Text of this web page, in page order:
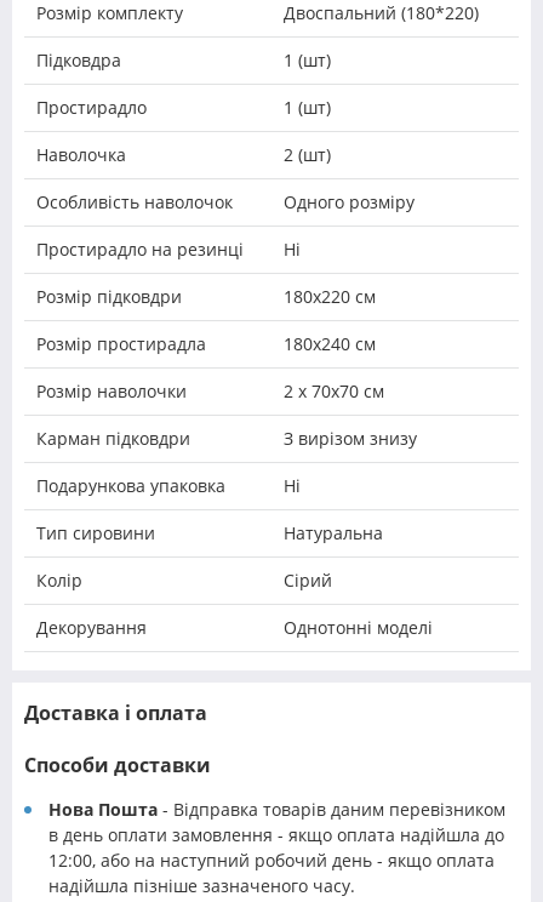
Розмір комплекту Двоспальний (180*220)
Підковдра 1 (шт)
Простирадло 1 (шт)
Наволочка 2 (шт)
Особливість наволочок Одного розміру
Простирадло на резинці Ні
Розмір підковдри 180х220 см
Розмір простирадла 180x240 см
Розмір наволочки 2 х 70х70 см
Карман підковдри З вирізом знизу
Подарункова упаковка Ні
Тип сировини Натуральна
Колір Сірий
Декорування Однотонні моделі
Доставка і оплата
Способи доставки
Нова Пошта - Відправка товарів даним перевізником
в день оплати замовлення - якщо оплата надійшла до
12:00, або на наступний робочий день - якщо оплата
надійшла пізніше зазначеного часу.